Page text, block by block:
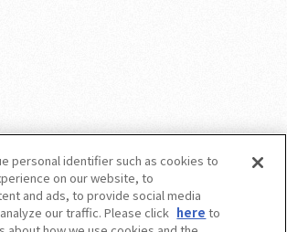
personal identifier such as cookies to
on our website, to
and ads, to provide social media
our traffic. Please click here to